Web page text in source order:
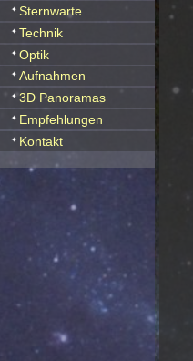
Sternwarte
Technik
Optik
Aufnahmen
3D Panoramas
Empfehlungen
Kontakt